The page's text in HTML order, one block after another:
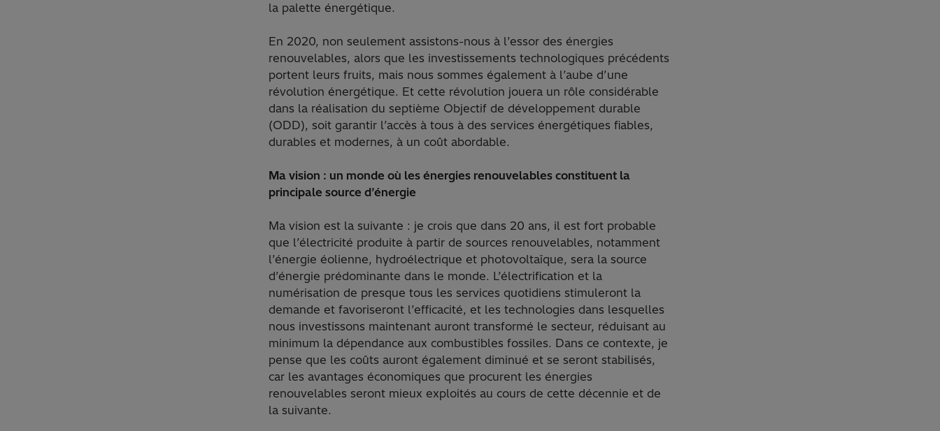
la palette énergétique.
En 2020, non seulement assistons-nous à l’essor des énergies
renouvelables, alors que les investissements technologiques précédents
portent leurs fruits, mais nous sommes également à l’aube d’une
révolution énergétique. Et cette révolution jouera un rôle considérable
dans la réalisation du septième Objectif de développement durable
(ODD), soit garantir l’accès à tous à des services énergétiques fiables,
durables et modernes, à un coût abordable.
Ma vision : un monde où les énergies renouvelables constituent la
principale source d’énergie
Ma vision est la suivante : je crois que dans 20 ans, il est fort probable
que l’électricité produite à partir de sources renouvelables, notamment
l’énergie éolienne, hydroélectrique et photovoltaïque, sera la source
d’énergie prédominante dans le monde. L’électrification et la
numérisation de presque tous les services quotidiens stimuleront la
demande et favoriseront l’efficacité, et les technologies dans lesquelles
nous investissons maintenant auront transformé le secteur, réduisant au
minimum la dépendance aux combustibles fossiles. Dans ce contexte, je
pense que les coûts auront également diminué et se seront stabilisés,
car les avantages économiques que procurent les énergies
renouvelables seront mieux exploités au cours de cette décennie et de
la suivante.